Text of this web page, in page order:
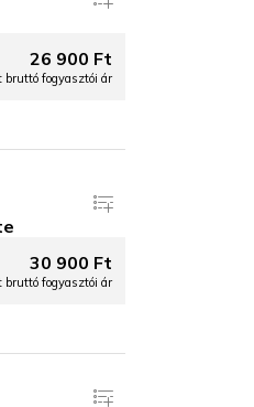
26 900 Ft
bruttó fogyasztói ár
30 900 Ft
bruttó fogyasztói ár